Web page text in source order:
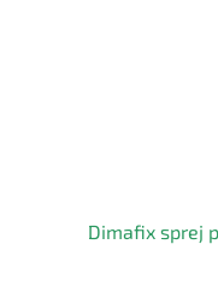
Dimafix sprej